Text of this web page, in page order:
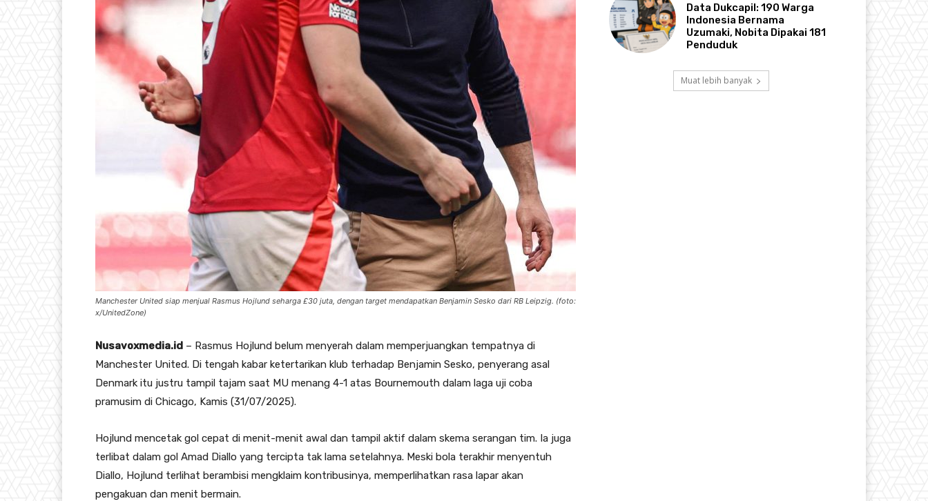
Manchester United siap menjual Rasmus Hojlund seharga £30 juta, dengan target mendapatkan Benjamin Sesko dari RB Leipzig. (foto:
x/UnitedZone)
Nusavoxmedia.id – Rasmus Hojlund belum menyerah dalam memperjuangkan tempatnya di
Manchester United. Di tengah kabar ketertarikan klub terhadap Benjamin Sesko, penyerang asal
Denmark itu justru tampil tajam saat MU menang 4-1 atas Bournemouth dalam laga uji coba
pramusim di Chicago, Kamis (31/07/2025).
Hojlund mencetak gol cepat di menit-menit awal dan tampil aktif dalam skema serangan tim. Ia juga
terlibat dalam gol Amad Diallo yang tercipta tak lama setelahnya. Meski bola terakhir menyentuh
Diallo, Hojlund terlihat berambisi mengklaim kontribusinya, memperlihatkan rasa lapar akan
pengakuan dan menit bermain.
Data Dukcapil: 190 Warga
Indonesia Bernama
Uzumaki, Nobita Dipakai 181
Penduduk
Muat lebih banyak